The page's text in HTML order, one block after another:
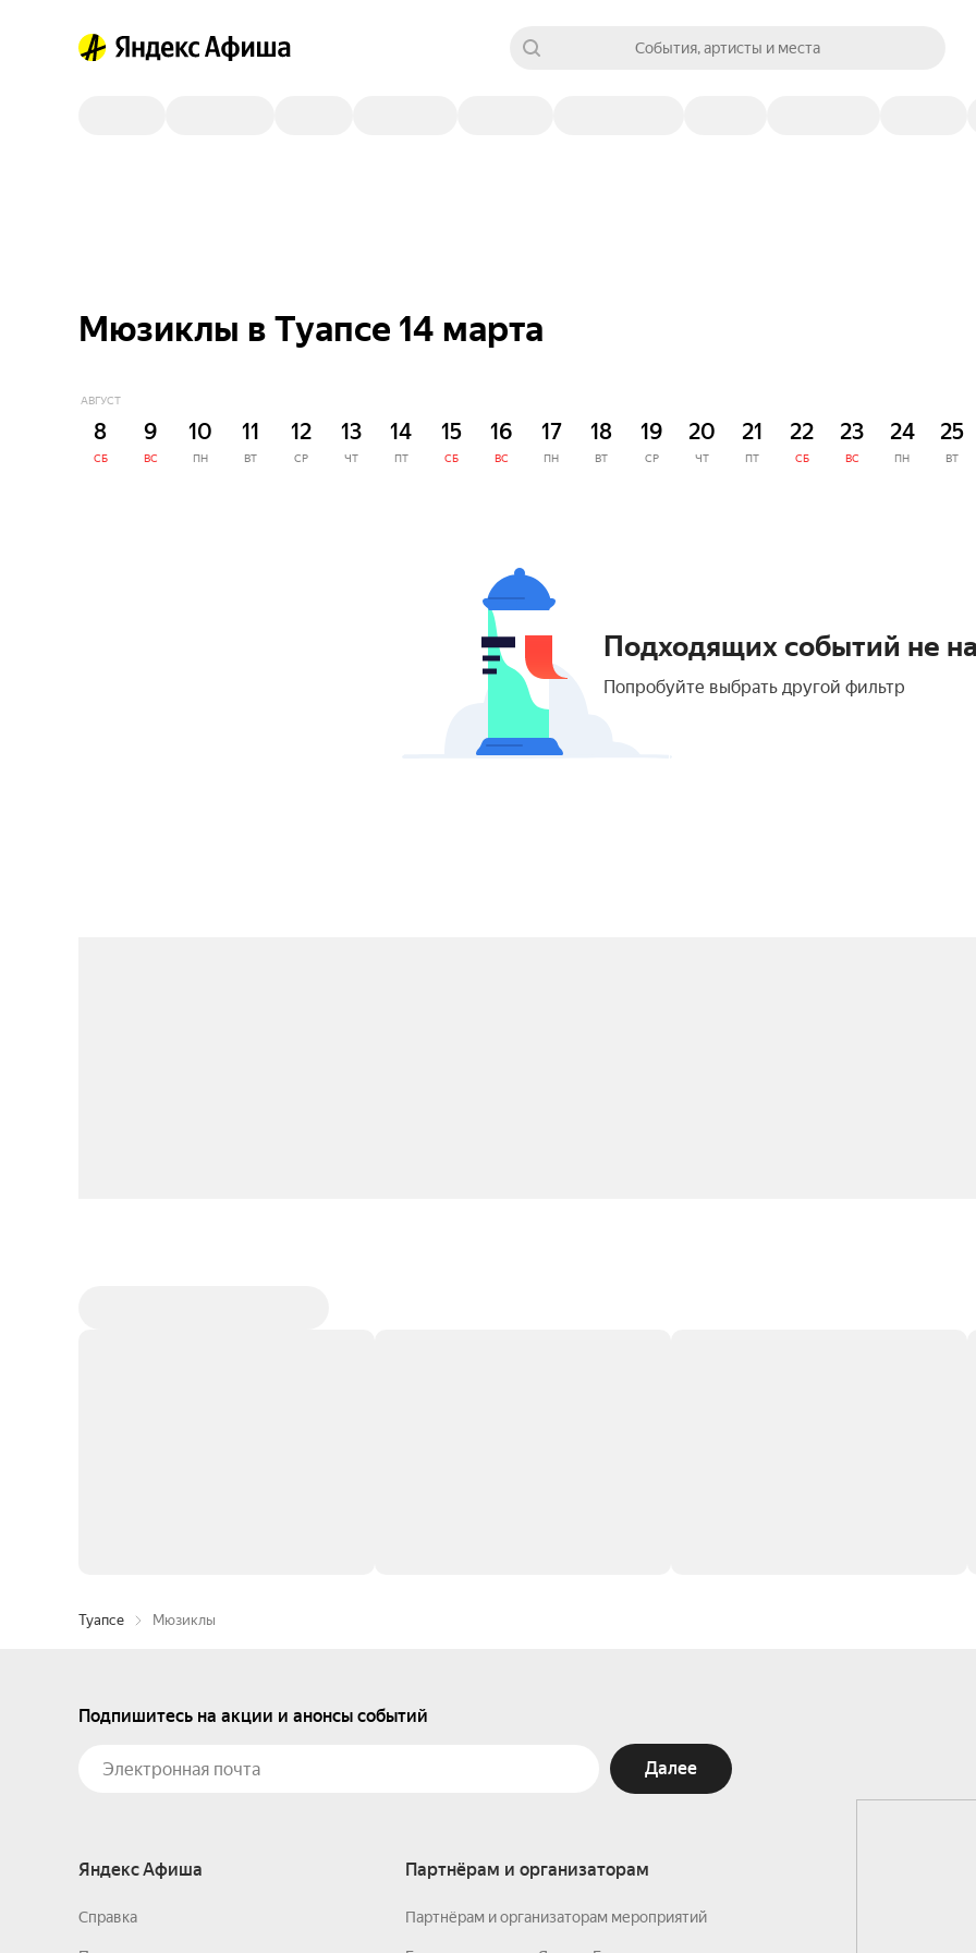
События, артисты и места
Мюзиклы в Туапсе 14 марта
АВГУСТ
8
СБ
9
ВС
10
ПН
11
ВТ
12
СР
13
ЧТ
14
ПТ
15
СБ
16
ВС
17
ПН
18
ВТ
19
СР
20
ЧТ
21
ПТ
22
СБ
23
ВС
24
ПН
25
ВТ
Подходящих событий не
Попробуйте выбрать другой фильтр
Туапсе Мюзиклы
Подпишитесь на акции и анонсы событий
Далее
Яндекс Афиша
Справка
Партнёрам и организаторам
Партнёрам и организаторам мероприятий